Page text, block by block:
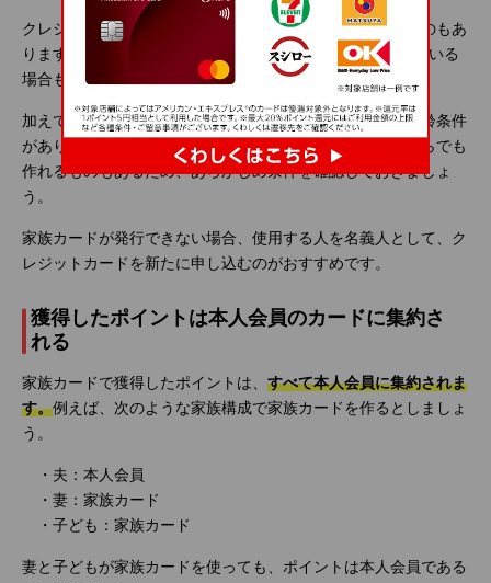
クレジットカードの中には家族カードを発行していないものもあ
ります。また、「家族カードは4枚まで」と枚数を制限している
場合もあるため、
事前に確認しておくことが大切
加えて、家族カードには一般的に「18歳以上」といった年齢条件
があります。ただ、留学などを予定している場合は15歳からでも
作れるものもあるため、あらかじめ条件を確認しておきましょ
う。
家族カードが発行できない場合、使用する人を名義人として、ク
レジットカードを新たに申し込むのがおすすめです。
獲得したポイントは本人会員のカードに集約さ
れる
家族カードで獲得したポイントは、 すべて本人会員に集約されま
す。例えば、次のような家族構成で家族カードを作るとしましょ
う。
・夫：本人会員
・妻：家族カード
・子ども：家族カード
妻と子どもが家族カードを使っても、ポイントは本人会員である